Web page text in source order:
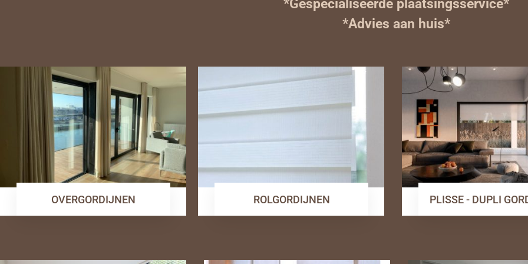
*Gespecialiseerde plaatsingsservice*
*Advies aan huis*
OVERGORDIJNEN ROLGORDIJNEN PLISSE - DUPLI